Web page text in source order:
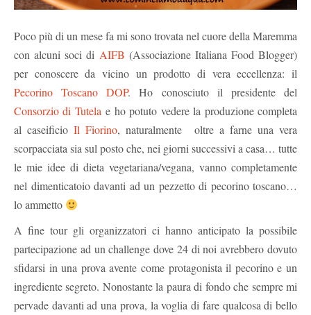
Poco più di un mese fa mi sono trovata nel cuore della Maremma
con alcuni soci di AIFB (Associazione Italiana Food Blogger)
per conoscere da vicino un prodotto di vera eccellenza: il
Pecorino Toscano DOP. Ho conosciuto il presidente del
Consorzio di Tutela e ho potuto vedere la produzione completa
al caseificio Il Fiorino, naturalmente oltre a farne una vera
scorpacciata sia sul posto che, nei giorni successivi a casa… tutte
le mie idee di dieta vegetariana/vegana, vanno completamente
nel dimenticatoio davanti ad un pezzetto di pecorino toscano…
lo ammetto
A fine tour gli organizzatori ci hanno anticipato la possibile
partecipazione ad un challenge dove 24 di noi avrebbero dovuto
sfidarsi in una prova avente come protagonista il pecorino e un
ingrediente segreto. Nonostante la paura di fondo che sempre mi
pervade davanti ad una prova, la voglia di fare qualcosa di bello